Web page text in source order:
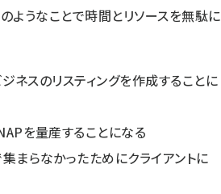
ようなことで時間とリソースを無駄に
スのリスティングを作成することに
を量産することになる
まらなかったためにクライアントに